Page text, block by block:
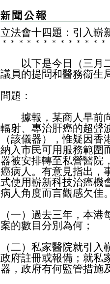
立法會十四題：引入嶄
＊ ＊ ＊ ＊ ＊ ＊ ＊ ＊ ＊ ＊ ＊ ＊ ＊
以下是今日（三月二
議員的提問和醫務衞生
問題：
據報，某商人早前向
輻射、專治肝癌的超聲
（該儀器），惟疑因
納入市民可用服務範圍
器被安排轉至私營醫院
癌病人。有意見指出，
式使用嶄新科技治癌機
病人角度而言觀感欠佳
（一）過去三年，本
案的數目分別為何；
（二）私家醫院就引
政府註冊或報備；就私
器，政府有何監管措施